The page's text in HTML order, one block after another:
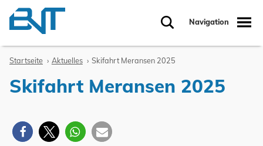
Zum Inhalt springen Navigation
Startseite Aktuelles Skifahrt Meransen 2025
Skifahrt Meransen 2025